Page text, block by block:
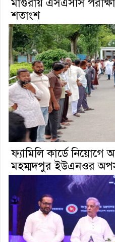
মাগুরায় এসএসসি
শতাংশ
ফ্যামিলি কার্ডে
মহম্মদপুর ইউএনওর